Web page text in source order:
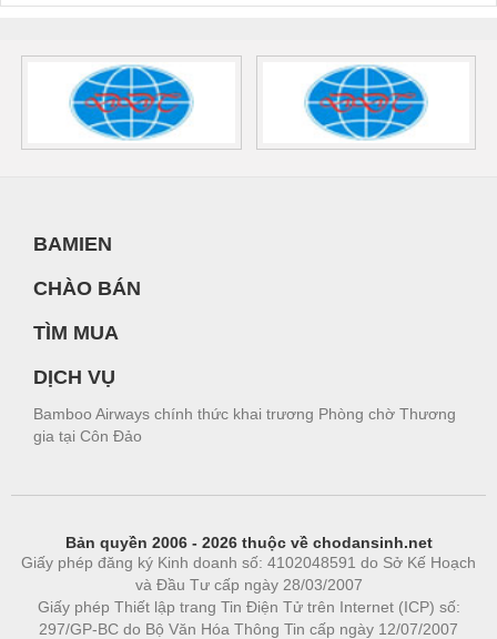
BAMIEN
CHÀO BÁN
TÌM MUA
DỊCH VỤ
Bamboo Airways chính thức khai trương Phòng chờ Thương
gia tại Côn Đảo
Bản quyền 2006 - 2026 thuộc về chodansinh.net
Giấy phép đăng ký Kinh doanh số: 4102048591 do Sở Kế Hoạch
và Đầu Tư cấp ngày 28/03/2007
Giấy phép Thiết lập trang Tin Điện Tử trên Internet (ICP) số:
297/GP-BC do Bộ Văn Hóa Thông Tin cấp ngày 12/07/2007